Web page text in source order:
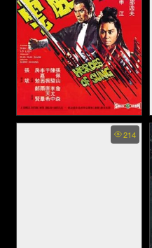
Heroes of Sung - จ้าวพยัคฆ์
214